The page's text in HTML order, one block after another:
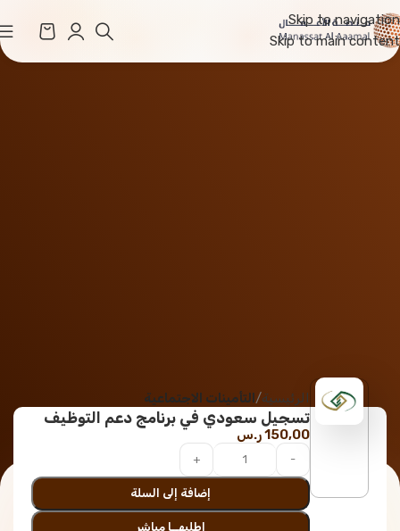
Skip to navigation
Skip to main content
الرئيسية التأمينات الاجتماعية
تسجيل سعودي في برنامج دعم التوظيف
150,00ر.س
إضافة إلى السلة
اطلبهــا مباشر